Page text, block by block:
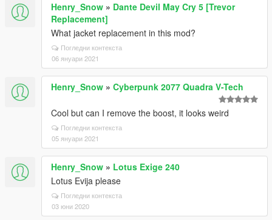
Henry_Snow » Dante Devil May Cry 5 [Trevor
Replacement]
What jacket replacement in this mod?
Погледни контекста
06 януари 2021
Henry_Snow » Cyberpunk 2077 Quadra V-Tech
Cool but can I remove the boost, it looks weird
Погледни контекста
05 януари 2021
Henry_Snow » Lotus Exige 240
Lotus Evija please
Погледни контекста
03 юни 2020